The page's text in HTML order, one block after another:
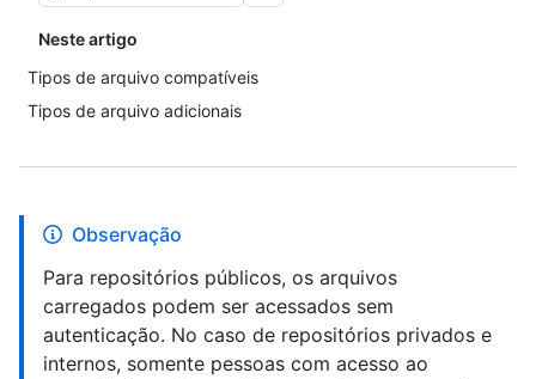
Neste artigo
Tipos de arquivo compatíveis
Tipos de arquivo adicionais
Observação
Para repositórios públicos, os arquivos
carregados podem ser acessados sem
autenticação. No caso de repositórios privados e
internos, somente pessoas com acesso ao